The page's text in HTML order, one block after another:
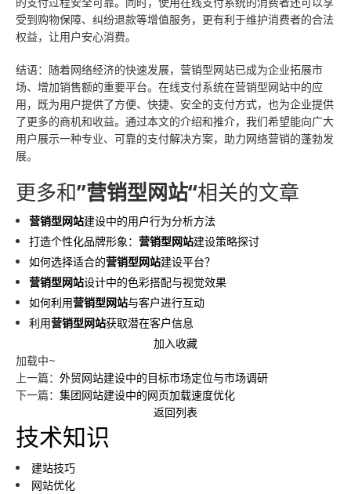
受到购物保障、纠纷退款等增值服务，更有利于维护消费者的合法
权益，让用户安心消费。
结语：随着网络经济的快速发展，营销型网站已成为企业拓展市
场、增加销售额的重要平台。在线支付系统在营销型网站中的应
用，既为用户提供了方便、快捷、安全的支付方式，也为企业提供
了更多的商机和收益。通过本文的介绍和推介，我们希望能向广大
用户展示一种专业、可靠的支付解决方案，助力网络营销的蓬勃发
展。
更多和”营销型网站“相关的文章
营销型网站建设中的用户行为分析方法
打造个性化品牌形象： 营销型网站建设策略探讨
如何选择适合的营销型网站建设平台？
营销型网站设计中的色彩搭配与视觉效果
如何利用营销型网站与客户进行互动
利用营销型网站获取潜在客户信息
加入收藏
加载中~
上一篇： 外贸网站建设中的目标市场定位与市场调研
下一篇： 集团网站建设中的网页加载速度优化
返回列表
技术知识
建站技巧
网站优化